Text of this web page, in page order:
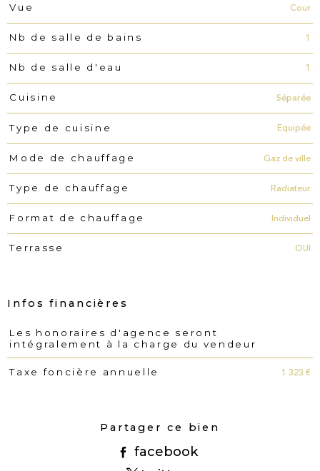
Vue Cour
Nb de salle de bains 1
Nb de salle d'eau 1
Cuisine Séparée
Type de cuisine Equipée
Mode de chauffage Gaz de ville
Type de chauffage Radiateur
Format de chauffage Individuel
Terrasse OUI
Infos financières
Caractéristiques Valeurs
Les honoraires d'agence seront
intégralement à la charge du vendeur
Taxe foncière annuelle 1 323 €
Partager ce bien
facebook